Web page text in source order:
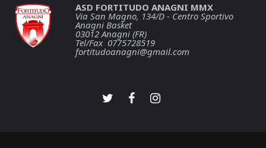
ASD FORTITUDO ANAGNI MMX
Via San Magno, 134/D - Centro Sportivo
Anagni Basket
03012 Anagni (FR)
Tel/Fax 0775728519
fortitudoanagni@gmail.com